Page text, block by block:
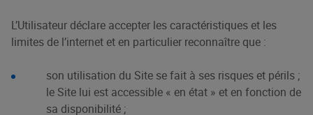
L’Utilisateur déclare accepter les caractéristiques et les
limites de l’internet et en particulier reconnaître que :
son utilisation du Site se fait à ses risques et périls ;
le Site lui est accessible « en état » et en fonction de
sa disponibilité ;